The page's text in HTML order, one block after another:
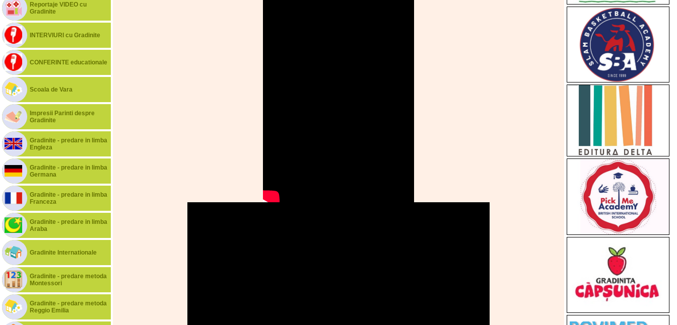
Reportaje VIDEO cu
Gradinite
INTERVIURI cu Gradinite
CONFERINTE educationale
Scoala de Vara
Impresii Parinti despre
Gradinite
Gradinite - predare in limba
Engleza
Gradinite - predare in limba
Germana
Gradinite - predare in limba
Franceza
Gradinite - predare in limba
Araba
Gradinite Internationale
Gradinite - predare metoda
Montessori
Gradinite - predare metoda
Reggio Emilia